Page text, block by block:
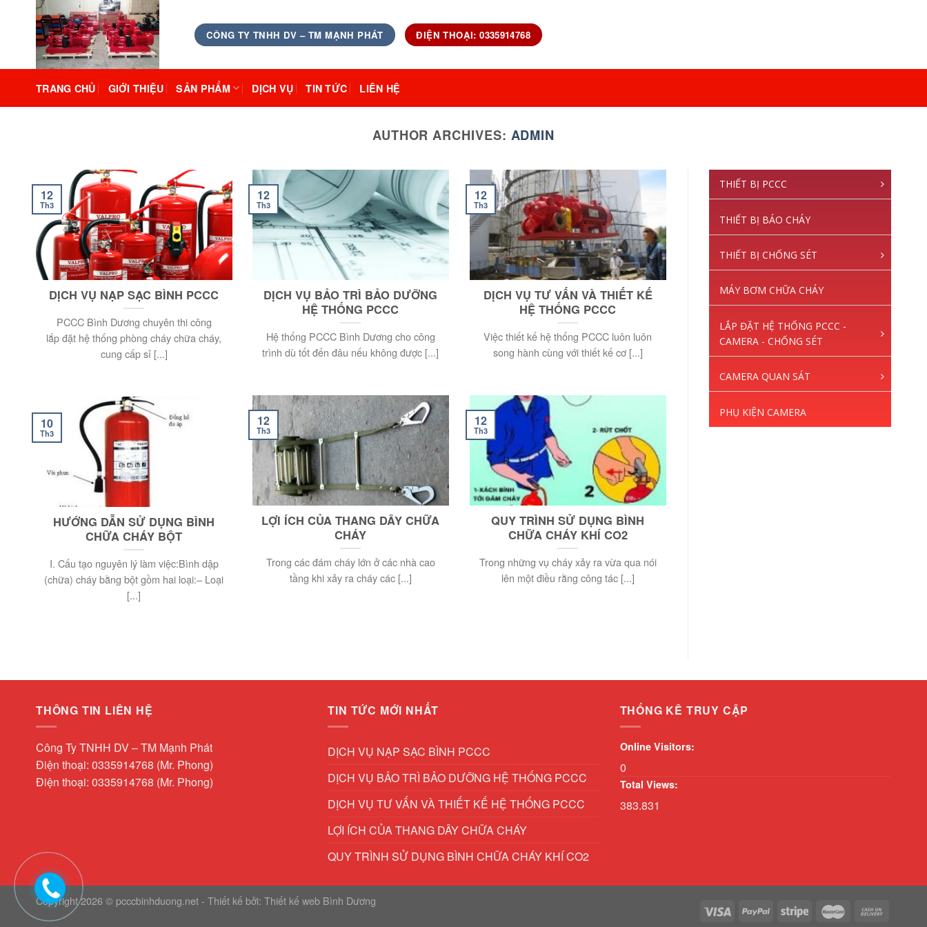
CÔNG TY TNHH DV – TM MẠNH PHÁT ĐIỆN THOẠI: 0335914768
TRANG CHỦ GIỚI THIỆU SẢN PHẨM DỊCH VỤ TIN TỨC LIÊN HỆ
AUTHOR ARCHIVES: ADMIN
DỊCH VỤ NẠP SẠC BÌNH PCCC
PCCC Bình Dương chuyên thi công
lắp đặt hệ thống phòng cháy chữa cháy,
cung cấp sỉ [...]
12
Th3
DỊCH VỤ BẢO TRÌ BẢO DƯỠNG
HỆ THỐNG PCCC
Hệ thống PCCC Bình Dương cho công
trình dù tốt đến đâu nếu không được [...]
12
Th3
DỊCH VỤ TƯ VẤN VÀ THIẾT KẾ
HỆ THỐNG PCCC
Việc thiết kế hệ thống PCCC luôn luôn
song hành cùng với thiết kế cơ [...]
12
Th3
LỢI ÍCH CỦA THANG DÂY CHỮA
CHÁY
Trong các đám cháy lớn ở các nhà cao
tầng khi xảy ra cháy các [...]
12
Th3
QUY TRÌNH SỬ DỤNG BÌNH
CHỮA CHÁY KHÍ CO2
Trong những vụ cháy xảy ra vừa qua nói
lên một điều rằng công tác [...]
12
Th3
HƯỚNG DẪN SỬ DỤNG BÌNH
CHỮA CHÁY BỘT
I. Cấu tạo nguyên lý làm việc:Bình dập
(chữa) cháy bằng bột gồm hai loại:– Loại
[...]
10
Th3
THIẾT BỊ PCCC
THIẾT BỊ BÁO CHÁY
THIẾT BỊ CHỐNG SÉT
MÁY BƠM CHỮA CHÁY
LẮP ĐẶT HỆ THỐNG PCCC -
CAMERA - CHỐNG SÉT
CAMERA QUAN SÁT
PHỤ KIỆN CAMERA
THÔNG TIN LIÊN HỆ
Công Ty TNHH DV – TM Mạnh Phát
Điện thoại: 0335914768 (Mr. Phong)
Điện thoại: 0335914768 (Mr. Phong)
TIN TỨC MỚI NHẤT
DỊCH VỤ NẠP SẠC BÌNH PCCC
DỊCH VỤ BẢO TRÌ BẢO DƯỠNG HỆ THỐNG PCCC
DỊCH VỤ TƯ VẤN VÀ THIẾT KẾ HỆ THỐNG PCCC
LỢI ÍCH CỦA THANG DÂY CHỮA CHÁY
QUY TRÌNH SỬ DỤNG BÌNH CHỮA CHÁY KHÍ CO2
THỐNG KÊ TRUY CẬP
Online Visitors:
0
Total Views:
383.831
Copyright 2026 © pcccbinhduong.net - Thiết kế bởi: Thiết kế web Bình Dương